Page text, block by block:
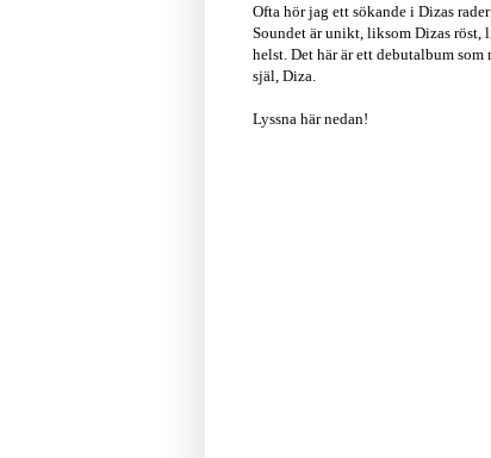
Ofta hör jag ett sökande i Dizas
Soundet är unikt, liksom Dizas röst,
helst. Det här är ett debutalbum
själ, Diza.
Lyssna här nedan!